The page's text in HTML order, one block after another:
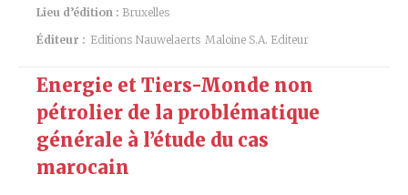
Lieu d’édition : Bruxelles
Éditeur : Editions Nauwelaerts Maloine S.A. Editeur
Energie et Tiers-Monde non
pétrolier de la problématique
générale à l’étude du cas
marocain